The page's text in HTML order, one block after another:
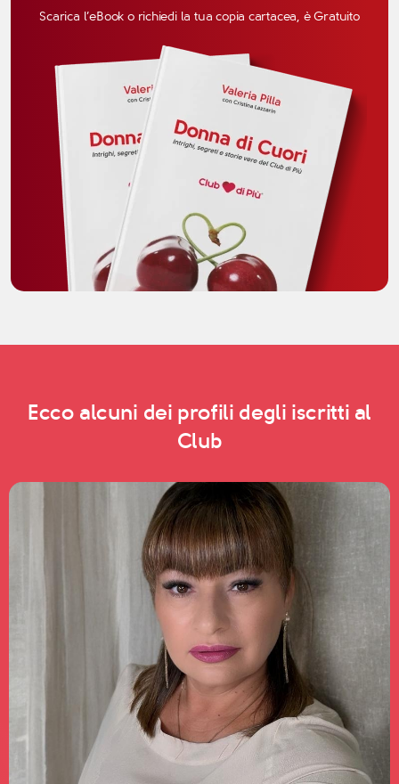
Scarica l’eBook o richiedi la tua copia cartacea, è Gratuito
Ecco alcuni dei profili degli iscritti al
Club